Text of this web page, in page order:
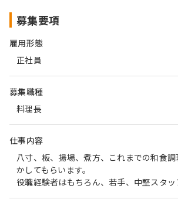
募集要項
雇用形態
正社員
募集職種
料理長
仕事内容
八寸、板、揚場、煮方、これまでの和食
かしてもらいます。
役職経験者はもちろん、若手、中堅スタッ